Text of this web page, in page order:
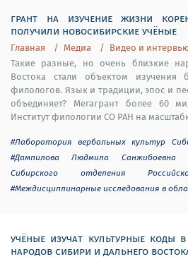
грант на изучение жизни
получили новосибирские учёные
Главная Медиа
Видео и
Такие разные, но очень близкие
Востока стали объектом
филологов. Язык и традиции, эпос и
объединяет? Мегагрант более 60
Институт филологии СО РАН на
#Лаборатория вербальных культур
#Дампилова Людмила Санжибоевна
Сибирского отделения
#Междисциплинарные исследования в
учёные изучат культурные коды
народов сибири и дальнего